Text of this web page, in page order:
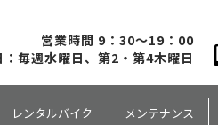
営業時間 9：30～19：00
：毎週水曜日、第2・第4木曜日
レンタルバイク メンテナンス